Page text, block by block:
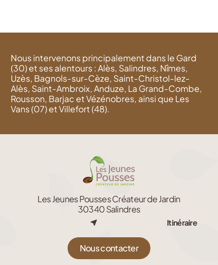
Nous intervenons principalement dans le Gard
(30) et ses alentours : Alès, Salindres, Nîmes,
Uzès, Bagnols-sur-Cèze, Saint-Christol-lez-
Alès, Saint-Ambroix, Anduze, La Grand-Combe,
Rousson, Barjac et Vézénobres, ainsi que Les
Vans (07) et Villefort (48).
Les Jeunes Pousses Créateur de Jardin
30340 Salindres
Itinéraire
Nous contacter